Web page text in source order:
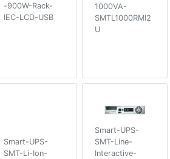
-900W-Rack-
IEC-LCD-USB
1000VA-
SMTL1000RMI2
U
Smart-UPS-
SMT-Li-Ion-
Smart-UPS-
SMT-Line-
Interactive-